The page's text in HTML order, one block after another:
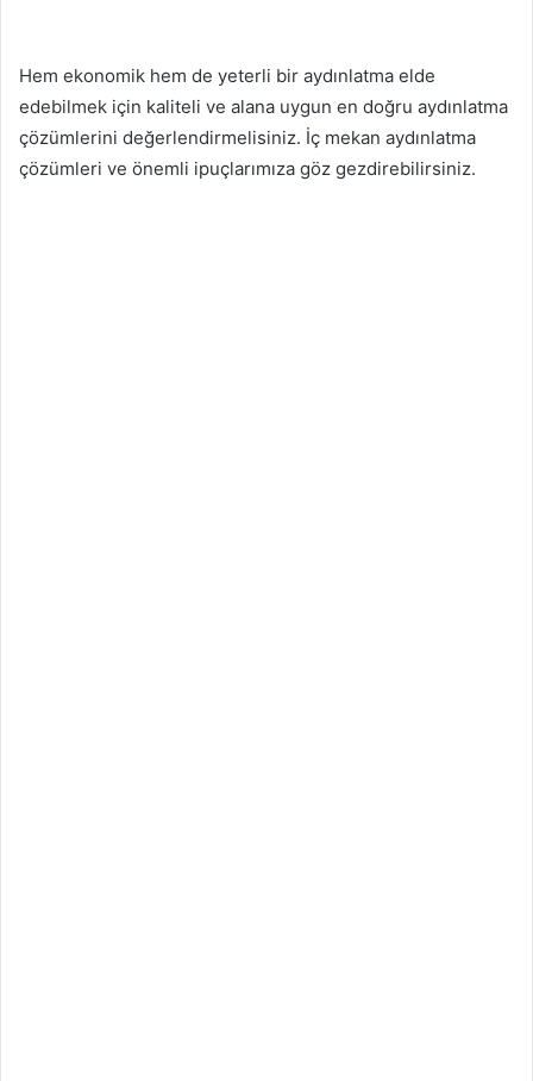
Hem ekonomik hem de yeterli bir aydınlatma elde
edebilmek için kaliteli ve alana uygun en doğru aydınlatma
çözümlerini değerlendirmelisiniz. İç mekan aydınlatma
çözümleri ve önemli ipuçlarımıza göz gezdirebilirsiniz.